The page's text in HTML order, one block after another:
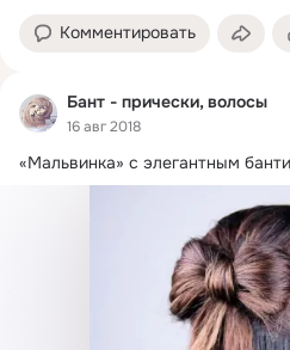
Комментировать
Бант - прически, волосы
16 авг 2018
«Мальвинка» с элегантным